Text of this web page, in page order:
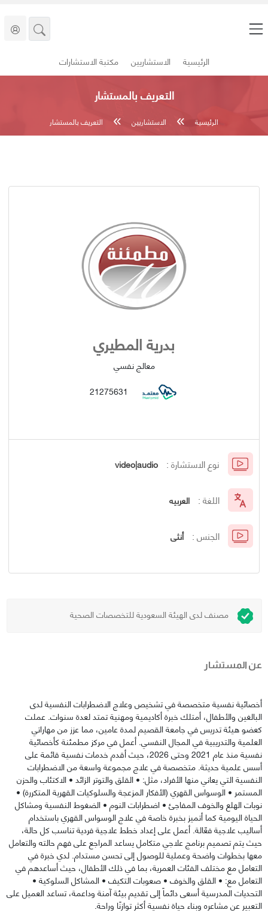
الرئيسية الاستشاريين مكتبة الاستشارات
التعريف بالمستشار
الرئيسية الاستشاريين التعريف بالمستشار
بدرية المطيري
معالج نفسي
نوع الاستشارة : video|audio
اللغة : العربيه
الجنس : أنثى
مصنف لدى الهيئة السعودية للتخصصات الصحية
عن المستشار
أخصائية نفسية متخصصة في تشخيص وعلاج الاضطرابات النفسية لدى
البالغين والأطفال، أمتلك خبرة أكاديمية ومهنية تمتد لعدة سنوات. عملت
كعضو هيئة تدريس في جامعة القصيم لمدة عامين، مما عزز من مهاراتي
العلمية والتدريبية في المجال النفسي. أعمل في مركز مطمئنة كأخصائية
نفسية منذ عام 2021 وحتى 2026، حيث أقدم خدمات نفسية قائمة على
أسس علمية حديثة. متخصصة في علاج مجموعة واسعة من الاضطرابات
النفسية التي يعاني منها الأفراد، مثل: • القلق والتوتر الزائد • الاكتئاب والحزن
المستمر • الوسواس القهري (الأفكار المزعجة والسلوكيات القهرية المتكررة) •
نوبات الهلع والخوف المفاجئ • اضطرابات النوم • الضغوط النفسية ومشاكل
الحياة اليومية كما أتميز بخبرة خاصة في علاج الوسواس القهري باستخدام
أساليب علاجية فعّالة. أعمل على إعداد خطط علاجية فردية تناسب كل حالة،
حيث يتم تصميم برنامج علاجي متكامل يساعد المراجع على فهم حالته والتعامل
معها بخطوات واضحة وعملية للوصول إلى تحسن مستدام. لدي خبرة في
التعامل مع مختلف الفئات العمرية، بما في ذلك الأطفال، حيث أساعدهم في
التعامل مع: • القلق والخوف • صعوبات التكيف • المشاكل السلوكية •
التحديات المدرسية أسعى دائماً إلى تقديم بيئة آمنة وداعمة، تساعد العميل على
التعبير عن مشاعره وبناء حياة نفسية أكثر توازنًا وراحة.